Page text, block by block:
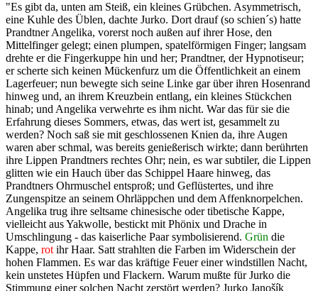
"Es gibt da, unten am Steiß, ein kleines Grübchen. Asymmetrisch,
eine Kuhle des Üblen, dachte Jurko. Dort drauf (so schien´s) hatte
Prandtner Angelika, vorerst noch außen auf ihrer Hose, den
Mittelfinger gelegt; einen plumpen, spatelförmigen Finger; langsam
drehte er die Fingerkuppe hin und her; Prandtner, der Hypnotiseur;
er scherte sich keinen Mückenfurz um die Öffentlichkeit an einem
Lagerfeuer; nun bewegte sich seine Linke gar über ihren Hosenrand
hinweg und, an ihrem Kreuzbein entlang, ein kleines Stückchen
hinab; und Angelika verwehrte es ihm nicht. War das für sie die
Erfahrung dieses Sommers, etwas, das wert ist, gesammelt zu
werden? Noch saß sie mit geschlossenen Knien da, ihre Augen
waren aber schmal, was bereits genießerisch wirkte; dann berührten
ihre Lippen Prandtners rechtes Ohr; nein, es war subtiler, die Lippen
glitten wie ein Hauch über das Schippel Haare hinweg, das
Prandtners Ohrmuschel entsproß; und Geflüstertes, und ihre
Zungenspitze an seinem Ohrläppchen und dem Affenknorpelchen.
Angelika trug ihre seltsame chinesische oder tibetische Kappe,
vielleicht aus Yakwolle, bestickt mit Phönix und Drache in
Umschlingung - das kaiserliche Paar symbolisierend. Grün die
Kappe, rot ihr Haar. Satt strahlten die Farben im Widerschein der
hohen Flammen. Es war das kräftige Feuer einer windstillen Nacht,
kein unstetes Hüpfen und Flackern. Warum mußte für Jurko die
Stimmung einer solchen Nacht zerstört werden? Jurko Janošík